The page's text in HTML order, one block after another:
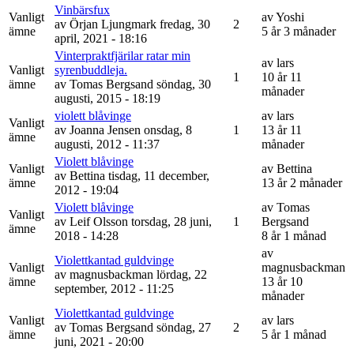
Vanligt
ämne
Vinbärsfux
av Örjan Ljungmark fredag, 30
april, 2021 - 18:16
2
avYoshi
5 år 3 månader
Vanligt
ämne
Vinterpraktfjärilar ratar min
syrenbuddleja.
av Tomas Bergsand söndag, 30
augusti, 2015 - 18:19
1
av lars
10 år 11
månader
Vanligt
ämne
violett blåvinge
av Joanna Jensen onsdag, 8
augusti, 2012 - 11:37
1
av lars
13 år 11
månader
Vanligt
ämne
Violett blåvinge
av Bettina tisdag, 11 december,
2012 - 19:04
av Bettina
13 år 2 månader
Vanligt
ämne
Violett blåvinge
av Leif Olsson torsdag, 28 juni,
2018 - 14:28
1
av Tomas
Bergsand
8 år 1 månad
Vanligt
ämne
Violettkantad guldvinge
av magnusbackman lördag, 22
september, 2012 - 11:25
av
magnusbackman
13 år 10
månader
Vanligt
ämne
Violettkantad guldvinge
av Tomas Bergsand söndag, 27
juni, 2021 - 20:00
2
av lars
5 år 1 månad